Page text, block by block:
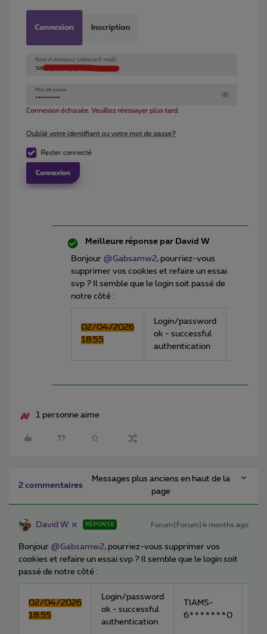
Meilleure réponse par David W
Bonjour ​ @Gabsamw2, pourriez-vous
supprimer vos cookies et refaire un essai
svp ? Il semble que le login soit passé de
notre côté :
02/04/2026
18:55
Login/password
ok - successful
authentication
1 personne aime
2 commentaires
Messages plus anciens en haut de la
page
David W RÉPONSE Forum|Forum|4 months ago
Bonjour ​ @Gabsamw2, pourriez-vous supprimer vos
cookies et refaire un essai svp ? Il semble que le login soit
passé de notre côté :
02/04/2026
18:55
Login/password
ok - successful
authentication
TIAMS-
6*******0